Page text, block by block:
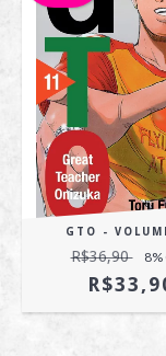
GTO -
R$36,90 8%